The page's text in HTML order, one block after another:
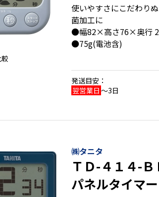
使いやすさにこだわり
菌加工に
●幅82×高さ76×奥行
●75g(電池含)
発送目安：
翌営業日 ～3日
㈱タニタ
ＴＤ-４１４-
パネルタイマー